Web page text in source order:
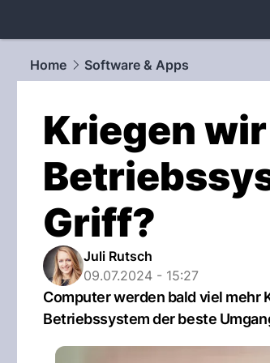
Home
Software & Apps
Kriegen
Griff?
Juli Rutsch
09.07.2024 - 15:27
Computer werden bald viel mehr
Betriebssystem der beste